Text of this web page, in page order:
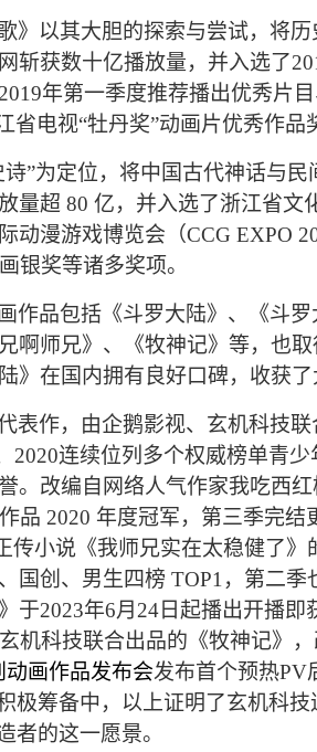
》以其大胆的探索与尝试，将
斩获数十亿播放量，并入选了
年第一季度推荐播出优秀片
省电视“牡丹奖”动画片优秀作品
诗”为定位，将中国古代神话与
量超 80 亿，并入选了浙江省文
漫游戏博览会（CCG EXPO
银奖等诸多奖项。
作品包括《斗罗大陆》、《斗
啊师兄》、《牧神记》 等，也
》在国内拥有良好口碑，收获了
表作，由企鹅影视、玄机科技联
2020连续位列多个权威榜单青
。改编自网络人气作家我吃西
品 2020 年度冠军，第三季完结
传小说《我师兄实在太稳健了》
国创、男生四榜 TOP1，第二
2023年6月24日起播出开播即
机科技联合出品的《牧神记》
动画作品发布会发布首个预热PV
极筹备中，以上证明了玄机科
者的这一愿景。